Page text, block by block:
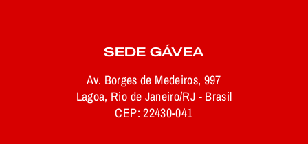
SEDE GÁVEA
Av. Borges de Medeiros, 997
Lagoa, Rio de Janeiro/RJ - Brasil
CEP: 22430-041